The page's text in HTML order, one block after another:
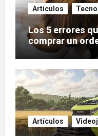
Artículos
Los 5 errores
comprar un
Artículos